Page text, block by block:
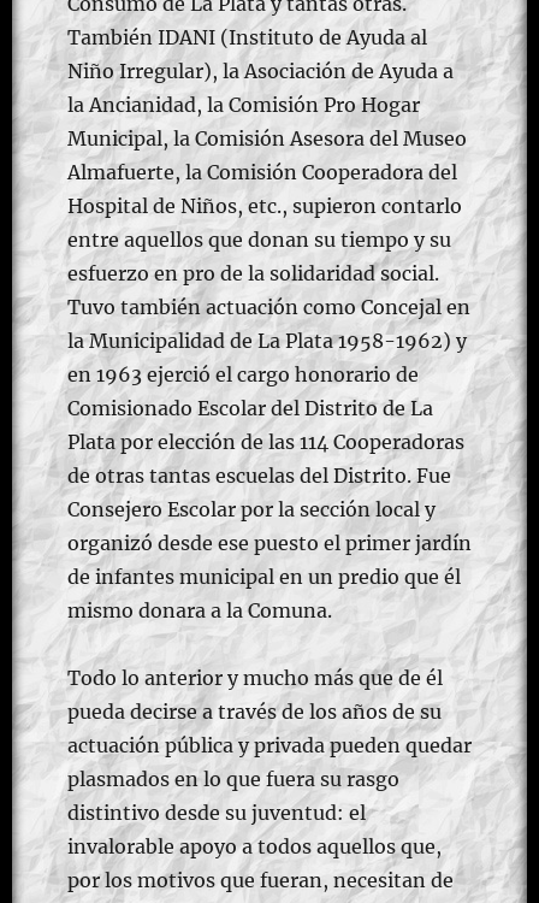
También IDANI (Instituto de Ayuda al
Niño Irregular), la Asociación de Ayuda a
la Ancianidad, la Comisión Pro Hogar
Municipal, la Comisión Asesora del Museo
Almafuerte, la Comisión Cooperadora del
Hospital de Niños, etc., supieron contarlo
entre aquellos que donan su tiempo y su
esfuerzo en pro de la solidaridad social.
Tuvo también actuación como Concejal en
la Municipalidad de La Plata 1958-1962) y
en 1963 ejerció el cargo honorario de
Comisionado Escolar del Distrito de La
Plata por elección de las 114 Cooperadoras
de otras tantas escuelas del Distrito. Fue
Consejero Escolar por la sección local y
organizó desde ese puesto el primer jardín
de infantes municipal en un predio que él
mismo donara a la Comuna.
Todo lo anterior y mucho más que de él
pueda decirse a través de los años de su
actuación pública y privada pueden quedar
plasmados en lo que fuera su rasgo
distintivo desde su juventud: el
invalorable apoyo a todos aquellos que,
por los motivos que fueran, necesitan de